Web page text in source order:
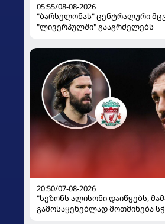
05:55/08-08-2026
"ბარსელონას" ცენტრალური
"ლივერპულში" გააგრძელებს
20:50/07-08-2026
"სეზონს ალისონი დაიწყებს,
გამოსაყენებლად მოთმინება